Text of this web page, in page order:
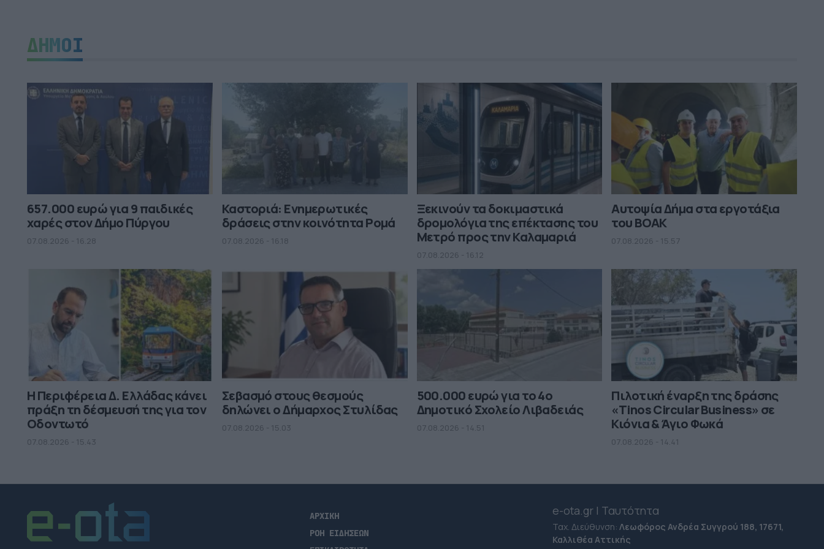
ΔΗΜΟΙ
657.000 ευρώ για 9 παιδικές
χαρές στον Δήμο Πύργου
07.08.2026 - 16.28
Καστοριά: Ενημερωτικές
δράσεις στην κοινότητα Ρομά
07.08.2026 - 16.18
Ξεκινούν τα δοκιμαστικά
δρομολόγια της επέκτασης του
Μετρό προς την Καλαμαριά
07.08.2026 - 16.12
Αυτοψία Δήμα στα εργοτάξια
του ΒΟΑΚ
07.08.2026 - 15.57
Η Περιφέρεια Δ. Ελλάδας κάνει
πράξη τη δέσμευσή της για τον
Οδοντωτό
07.08.2026 - 15.43
Σεβασμό στους θεσμούς
δηλώνει ο Δήμαρχος Στυλίδας
07.08.2026 - 15.03
500.000 ευρώ για το 4ο
Δημοτικό Σχολείο Λιβαδειάς
07.08.2026 - 14.51
Πιλοτική έναρξη της δράσης
«Tinos Circular Business» σε
Κιόνια & Άγιο Φωκά
07.08.2026 - 14.41
ΑΡΧΙΚΗ
ΡΟΗ ΕΙΔΗΣΕΩΝ
e-ota.gr | Ταυτότητα
Ταχ. Διεύθυνση:Λεωφόρος Ανδρέα Συγγρού 188, 17671,
Καλλιθέα Αττικής